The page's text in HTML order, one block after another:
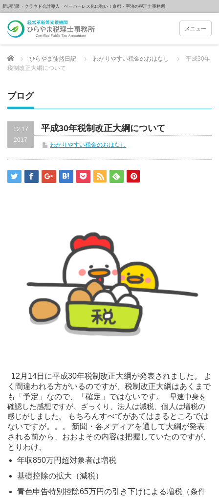
新規開業・クラウド会計導入・ペーパーレス化に強い！京都・宇治の税理士事務所
メニュー
Home ひらやま徒然日記 わかりやすい税金のおはなし
平成30年
税制改正大綱について
ブログ
12.17
2017
平成30年税制改正大綱について
わかりやすい税金のおはなし
12月14日に平成30年税制改正大綱が発表されました。
よ
く間違われる方がいるのですが、税制改正大綱はあくまで
も「予定」なので、「確定」ではないです。
早速中身を
確認した感想ですが、ざっくり、法人は減税、個人は増税の
感じがしました。
もちろんすべてがあてはまるところでは
ないですが。。。
新聞・各メディアを通して大綱が発表
される前から、おおよその内容は把握していたのですが、
とりわけ、
年収850万円超対象者は増税
基礎控除の拡大（減税）
青色申告特別控除65万円の引き下げによる増税（条件